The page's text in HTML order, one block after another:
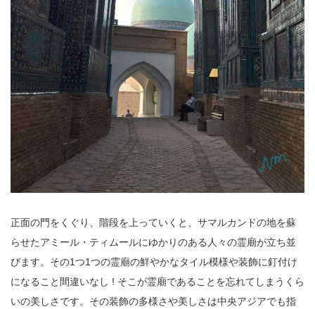
正面の門をくぐり、階段を上っていくと、サマルカンドの地を蘇
らせたアミール・ティムールにゆかりのある人々の霊廟が立ち並
びます。その1つ1つの霊廟の鮮やかなタイル模様や装飾に釘付け
になること間違いなし ! そこが霊廟であることを忘れてしまうくら
いの美しさです。その装飾の多様さや美しさは中央アジアでも指